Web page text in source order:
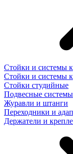
Стойки и системы
Стойки и системы
Стойки студийные
Подвесные системы
Журавли и штанги
Переходники и
Держатели и